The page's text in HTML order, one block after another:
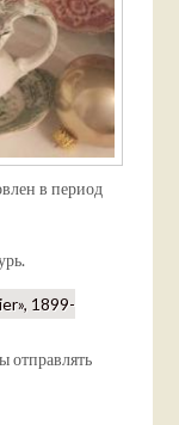
в период
1899-
отправлять